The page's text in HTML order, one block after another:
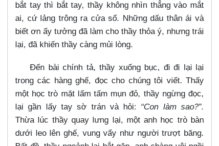
bắt tay thì bắt tay, thầy không nhìn thẳng vào mắt
ai, cứ lảng trông ra cửa sổ. Những dấu thân ái và
biết ơn ấy tưởng đã làm cho thầy thỏa ý, nhưng trái
lại, đã khiến thầy càng mủi lòng.
Đến bài chính tả, thầy xuống bục, đi đi lại lại
trong các hàng ghế, đọc cho chúng tôi viết. Thấy
một học trò mặt lấm tấm mụn đỏ, thầy ngừng đọc,
lại gần lấy tay sờ trán và hỏi: “Con làm sao?”.
Thừa lúc thầy quay lưng lại, một anh học trò bàn
dưới leo lên ghế, vung vẩy như người trượt băng.